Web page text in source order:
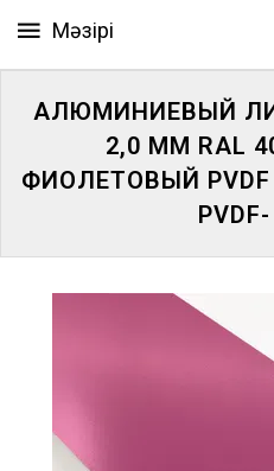
ПАНЕЛИ
АЛЮМИНИЕВЫЙ
2,0 ММ RAL
ФИОЛЕТОВЫЙ PVDF